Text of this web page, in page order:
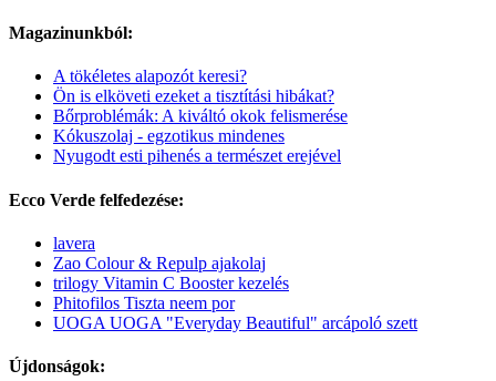
Magazinunkból:
A tökéletes alapozót keresi?
Ön is elköveti ezeket a tisztítási hibákat?
Bőrproblémák: A kiváltó okok felismerése
Kókuszolaj - egzotikus mindenes
Nyugodt esti pihenés a természet erejével
Ecco Verde felfedezése:
lavera
Zao Colour & Repulp ajakolaj
trilogy Vitamin C Booster kezelés
Phitofilos Tiszta neem por
UOGA UOGA "Everyday Beautiful" arcápoló szett
Újdonságok: